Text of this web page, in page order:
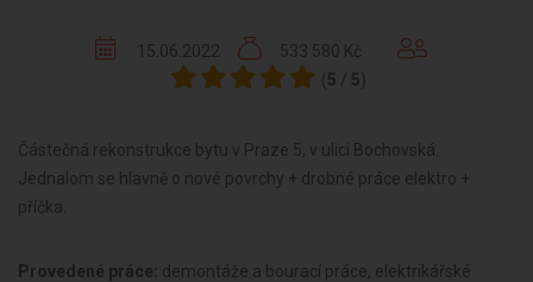
15.06.2022
533 580 Kč
( 5 / 5)
Částečná rekonstrukce bytu v Praze 5, v ulici Bochovská.
Jednalom se hlavně o nové povrchy + drobné práce elektro +
příčka.
Provedené práce: demontáže a bourací práce, elektrikářské